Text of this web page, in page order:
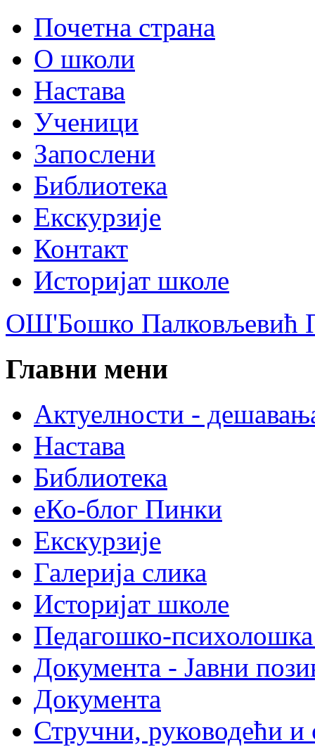
Почетна страна
О школи
Настава
Ученици
Запослени
Библиотека
Екскурзије
Контакт
Историјат школе
ОШ'Бошко Палковљевић
Главни мени
Актуелности -
Настава
Библиотека
еКо-блог Пинки
Екскурзије
Галерија слика
Историјат школе
Педагошко-психолошка
Документа - Јавни
Документа
Стручни, руководећи и